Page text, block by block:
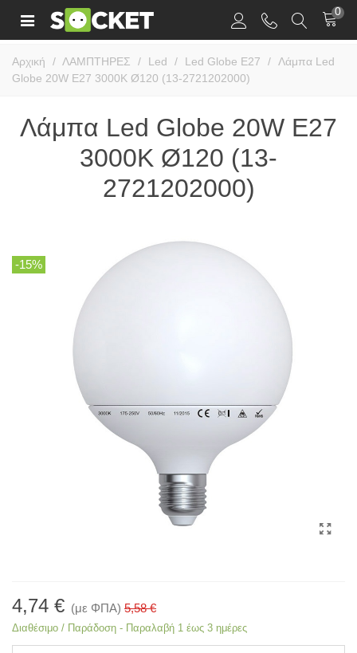
0
Αρχική / ΛΑΜΠΤΗΡΕΣ / Led / Led Globe E27 /
Λάμπα Led
Globe 20W E27 3000K Ø120 (13-2721202000)
Λάμπα Led Globe 20W E27
3000K Ø120 (13-
2721202000)
-15%
4,74 € (με ΦΠΑ) 5,58 €
Διαθέσιμο / Παράδοση - Παραλαβή 1 έως 3 ημέρες